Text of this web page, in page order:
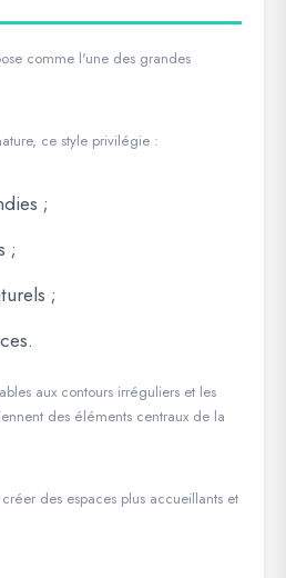
comme l'une des grandes
ce style privilégie :
;
;
;
aux contours irréguliers et les
des éléments centraux de la
des espaces plus accueillants et